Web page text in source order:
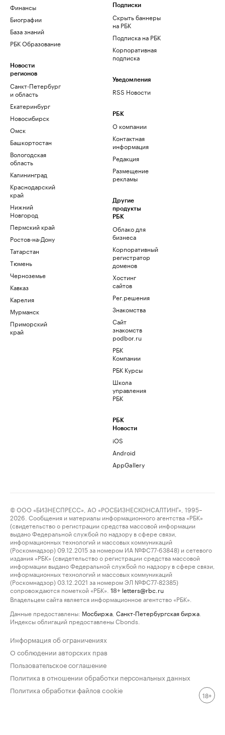
Финансы
Биографии
База знаний
РБК Образование
Новости
регионов
Санкт-Петербург
и область
Екатеринбург
Новосибирск
Омск
Башкортостан
Вологодская
область
Калининград
Краснодарский
край
Нижний
Новгород
Пермский край
Ростов-на-Дону
Татарстан
Тюмень
Черноземье
Кавказ
Карелия
Мурманск
Приморский
край
Подписки
Скрыть баннеры
на РБК
Подписка на РБК
Корпоративная
подписка
Уведомления
RSS Новости
РБК
О компании
Контактная
информация
Редакция
Размещение
рекламы
Другие
продукты
РБК
Облако для
бизнеса
Корпоративный
регистратор
доменов
Хостинг
сайтов
Рег.решения
Знакомства
Сайт
знакомств
podbor.ru
РБК
Компании
РБК Курсы
Школа
управления
РБК
РБК
Новости
iOS
Android
AppGallery
© ООО «БИЗНЕСПРЕСС», АО «РОСБИЗНЕСКОНСАЛТИНГ», 1995–
2026. Сообщения и материалы информационного агентства «РБК»
(свидетельство о регистрации средства массовой информации
выдано Федеральной службой по надзору в сфере связи,
информационных технологий и массовых коммуникаций
(Роскомнадзор) 09.12.2015 за номером ИА №ФС77-63848) и сетевого
издания «РБК» (свидетельство о регистрации средства массовой
информации выдано Федеральной службой по надзору в сфере связи,
информационных технологий и массовых коммуникаций
(Роскомнадзор) 03.12.2021 за номером ЭЛ №ФС77-82385)
сопровождаются пометкой «РБК».
18+ letters@rbc.ru
Владельцем сайта является информационное агентство «РБК».
Данные предоставлены: Мосбиржа Санкт-Петербургская биржа
Индексы облигаций предоставлены Cbonds.
Информация об ограничениях
О соблюдении авторских прав
Пользовательское соглашение
Политика в отношении обработки персональных данных
Политика обработки файлов cookie
18+